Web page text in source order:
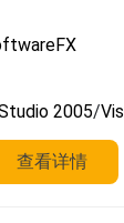
2005/
查看详情